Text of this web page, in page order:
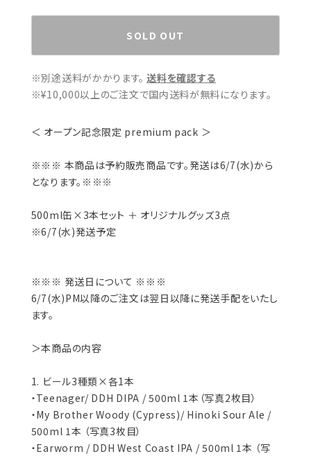
SOLD OUT
※別途送料がかかります。 送料を確認する
※¥10,000以上のご注文で国内送料が無料になります。
＜ オープン記念限定 premium pack ＞
※※※ 本商品は予約販売商品です。発送は6/7(水)から
となります。※※※
500ml缶×3本セット ＋ オリジナルグッズ3点
※6/7(水)発送予定
※※※ 発送日について ※※※
6/7(水)PM以降のご注文は翌日以降に発送手配をいたし
ます。
＞本商品の内容
1. ビール3種類×各1本
・Teenager/ DDH DIPA / 500ml 1本（写真2枚目）
・My Brother Woody (Cypress)/ Hinoki Sour Ale /
500ml 1本 （写真3枚目）
・Earworm / DDH West Coast IPA / 500ml 1本 （写